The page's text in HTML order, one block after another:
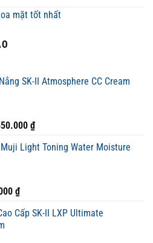
mặt tốt nhất
SK-II Atmosphere CC Cream
₫Giá
tại
Light Toning Water Moisture
₫.
₫Giá
tại
Cấp SK-II LXP Ultimate